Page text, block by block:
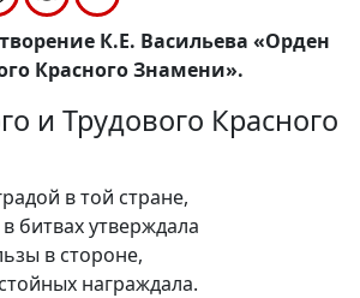
К.Е. Васильева «Орден
Красного Знамени».
и Трудового Красного
в той стране,
битвах утверждала
в стороне,
награждала.